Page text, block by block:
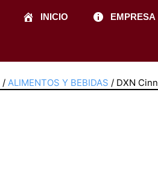
INICIO EMPRESA
/ ALIMENTOS Y BEBIDAS / DXN